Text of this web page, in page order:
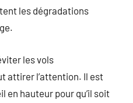
les dégradations
les vols
attirer l’attention. Il est
en hauteur pour qu’il soit